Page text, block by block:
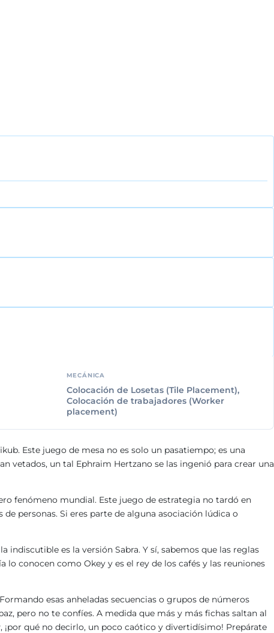
MECÁNICA
Colocación de Losetas (Tile Placement),
Colocación de trabajadores (Worker
placement)
Este juego de mesa no es solo un pasatiempo; es una
vetados, un tal Ephraim Hertzano se las ingenió para crear una
fenómeno mundial. Este juego de estrategia no tardó en
personas. Si eres parte de alguna asociación lúdica o
es la versión Sabra. Y sí, sabemos que las reglas
conocen como Okey y es el rey de los cafés y las reuniones
esas anheladas secuencias o grupos de números
pero no te confíes. A medida que más y más fichas saltan al
qué no decirlo, un poco caótico y divertidísimo! Prepárate